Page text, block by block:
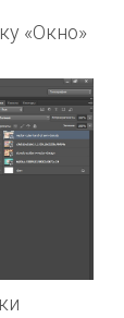
«Окно»